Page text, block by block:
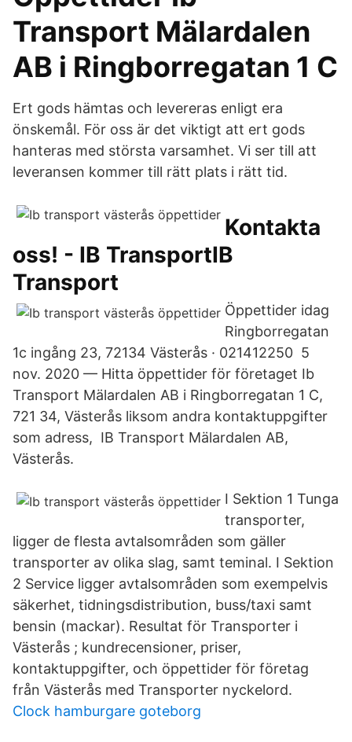
Transport Mälardalen
AB i Ringborregatan 1 C
Ert gods hämtas och levereras enligt era
önskemål. För oss är det viktigt att ert gods
hanteras med största varsamhet. Vi ser till att
leveransen kommer till rätt plats i rätt tid.
Kontakta
oss! - IB TransportIB
Transport
Öppettider idag
Ringborregatan
1c ingång 23, 72134 Västerås · 021412250 5
nov. 2020 — Hitta öppettider för företaget Ib
Transport Mälardalen AB i Ringborregatan 1 C,
721 34, Västerås liksom andra kontaktuppgifter
som adress, IB Transport Mälardalen AB,
Västerås.
I Sektion 1 Tunga
transporter,
ligger de flesta avtalsområden som gäller
transporter av olika slag, samt teminal. I Sektion
2 Service ligger avtalsområden som exempelvis
säkerhet, tidningsdistribution, buss/taxi samt
bensin (mackar). Resultat för Transporter i
Västerås ; kundrecensioner, priser,
kontaktuppgifter, och öppettider för företag
från Västerås med Transporter nyckelord.
Clock hamburgare goteborg